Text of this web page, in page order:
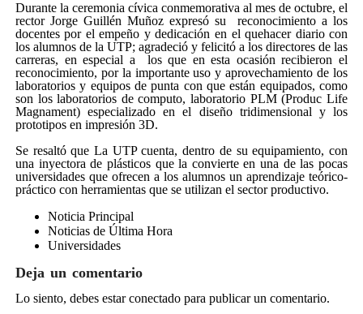
Durante la ceremonia cívica conmemorativa al mes de octubre, el
rector Jorge Guillén Muñoz expresó su reconocimiento a los
docentes por el empeño y dedicación en el quehacer diario con
los alumnos de la UTP; agradeció y felicitó a los directores de las
carreras, en especial a los que en esta ocasión recibieron el
reconocimiento, por la importante uso y aprovechamiento de los
laboratorios y equipos de punta con que están equipados, como
son los laboratorios de computo, laboratorio PLM (Produc Life
Magnament) especializado en el diseño tridimensional y los
prototipos en impresión 3D.
Se resaltó que La UTP cuenta, dentro de su equipamiento, con
una inyectora de plásticos que la convierte en una de las pocas
universidades que ofrecen a los alumnos un aprendizaje teórico-
práctico con herramientas que se utilizan el sector productivo.
Noticia Principal
Noticias de Última Hora
Universidades
Deja un comentario
Lo siento, debes estarconectadopara publicar un comentario.